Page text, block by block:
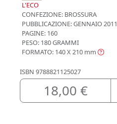
L'ECO
CONFEZIONE: BROSSURA
PUBBLICAZIONE:GENNAIO 2011
PAGINE: 160
PESO: 180 GRAMMI
FORMATO: 140 X 210 mm
ISBN 9788821125027
18,00 €